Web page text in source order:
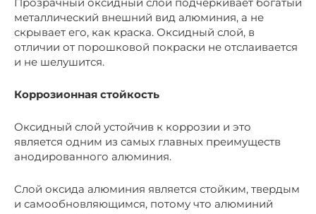
металлический внешний вид алюминия, а не
скрывает его, как краска. Оксидный слой, в
отличии от порошковой покраски не отслаивается
и не шелушится.
Коррозионная стойкость
Оксидный слой устойчив к коррозии и это
является одним из самых главных преимуществ
анодированного алюминия.
Слой оксида алюминия является стойким, твердым
и самообновляющимся, потому что алюминий